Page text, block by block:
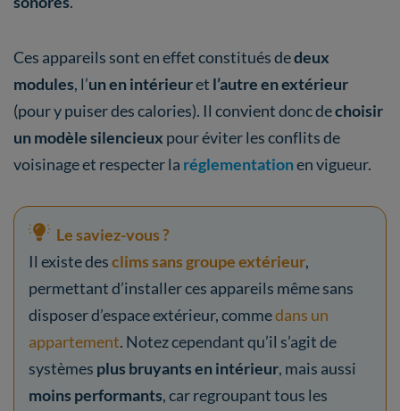
Ces appareils sont en effet constitués dedeux
modules, l’un en intérieuret l’autre en extérieur
(pour y puiser des calories). Il convient donc dechoisir
un modèle silencieux pour éviter les conflits de
voisinage et respecter la réglementationen vigueur.
Le saviez-vous ?
Il existe desclims sans groupe extérieur,
permettant d’installer ces appareils même sans
disposer d’espace extérieur, commedans un
appartement. Notez cependant qu’il s’agit de
systèmes plus bruyants en intérieur, mais aussi
moins performants, car regroupant tous les